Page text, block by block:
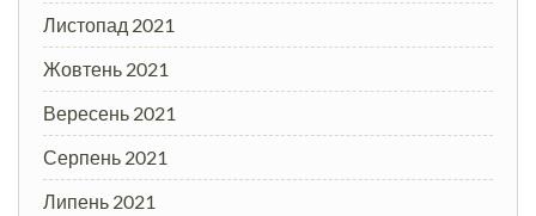
Листопад 2021
Жовтень 2021
Вересень 2021
Серпень 2021
Липень 2021